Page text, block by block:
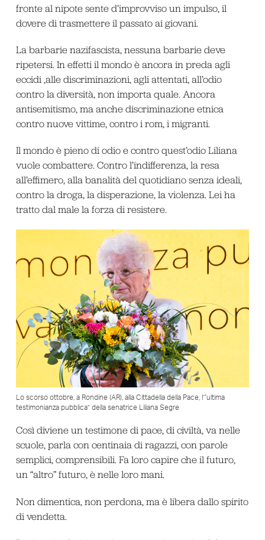
fronte al nipote sente d’improvviso un impulso, il
dovere di trasmettere il passato ai giovani.
La barbarie nazifascista, nessuna barbarie deve
ripetersi. In effetti il mondo è ancora in preda agli
eccidi ,alle discriminazioni, agli attentati, all’odio
contro la diversità, non importa quale. Ancora
antisemitismo, ma anche discriminazione etnica
contro nuove vittime, contro i rom, i migranti.
Il mondo è pieno di odio e contro quest’odio Liliana
vuole combattere. Contro l’indifferenza, la resa
all’effimero, alla banalità del quotidiano senza ideali,
contro la droga, la disperazione, la violenza. Lei ha
tratto dal male la forza di resistere.
Lo scorso ottobre, a Rondine (AR), alla Cittadella della Pace, l’“ultima
testimonianza pubblica” della senatrice Liliana Segre
Così diviene un testimone di pace, di civiltà, va nelle
scuole, parla con centinaia di ragazzi, con parole
semplici, comprensibili. Fa loro capire che il futuro,
un “altro” futuro, è nelle loro mani.
Non dimentica, non perdona, ma è libera dallo spirito
di vendetta.